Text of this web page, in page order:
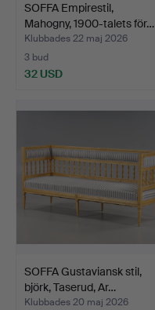
SOFFA Empirestil,
Mahogny, 1900-talets för…
Klubbades 22 maj 2026
3 bud
32 USD
SOFFA Gustaviansk stil,
björk, Taserud, Ar…
Klubbades 20 maj 2026